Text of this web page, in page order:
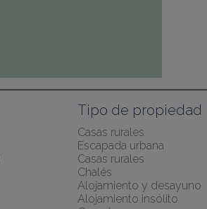
Tipo de propiedad
Casas rurales
Escapada urbana
Casas rurales
Chalés
Alojamiento y desayuno
Alojamiento insólito